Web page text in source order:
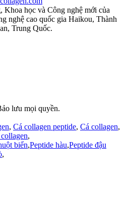
học và Công nghệ mới của
nghệ cao quốc gia Haikou, Thành
Trung Quốc.
lưu mọi quyền.
, Cá collagen peptide, Cá collagen,
,
biển,Peptide hàu,Peptide đậu
,